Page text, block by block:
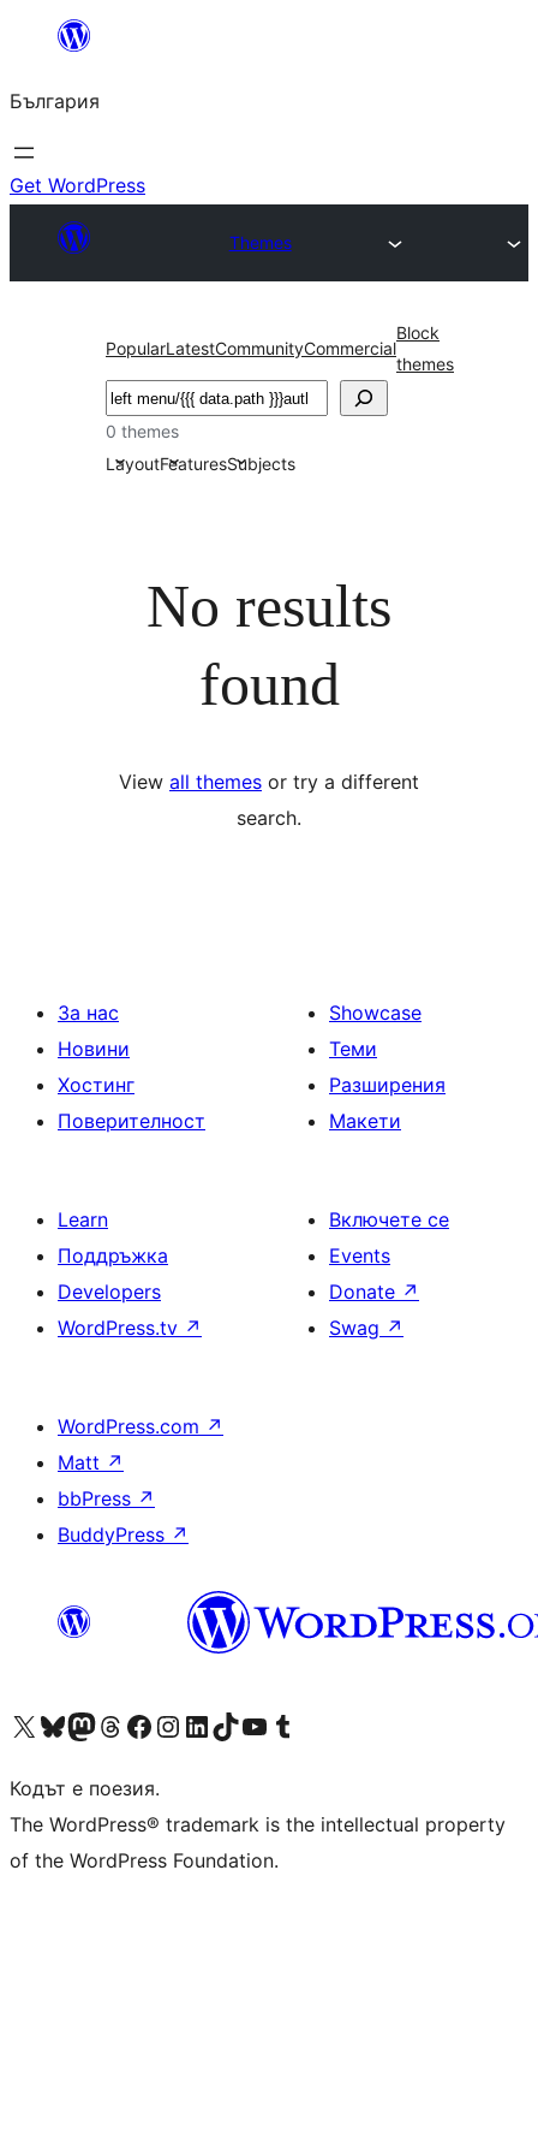
България
Get WordPress
Themes
PopularLatestCommunityCommercial
Block
themes
Търсене
0 themes
LayoutFeaturesSubjects
No results
found
View all themes or try a different
search.
За нас
Новини
Хостинг
Поверителност
Showcase
Теми
Разширения
Макети
Learn
Поддръжка
Developers
WordPress.tv ↗
Включете се
Events
Donate ↗
Swag ↗
WordPress.com ↗
Matt ↗
bbPress ↗
BuddyPress ↗
Visit our X (formerly Twitter) account
Visit our Bluesky account
Visit our Mastodon account
Visit our Threads account
Посетете нашата страница във Facebook
Посетете нашия профил в Instagram
Посетете нашия профил в LinkedIn
Visit our TikTok account
Visit our YouTube channel
Visit our Tumblr account
Кодът е поезия.
The WordPress® trademark is the intellectual property
of the WordPress Foundation.